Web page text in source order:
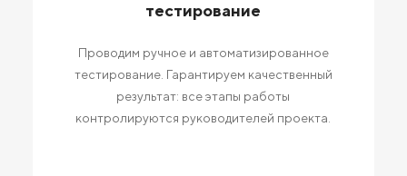
тестирование
Проводим ручное и автоматизированное
тестирование. Гарантируем качественный
результат: все этапы работы
контролируются руководителей проекта.